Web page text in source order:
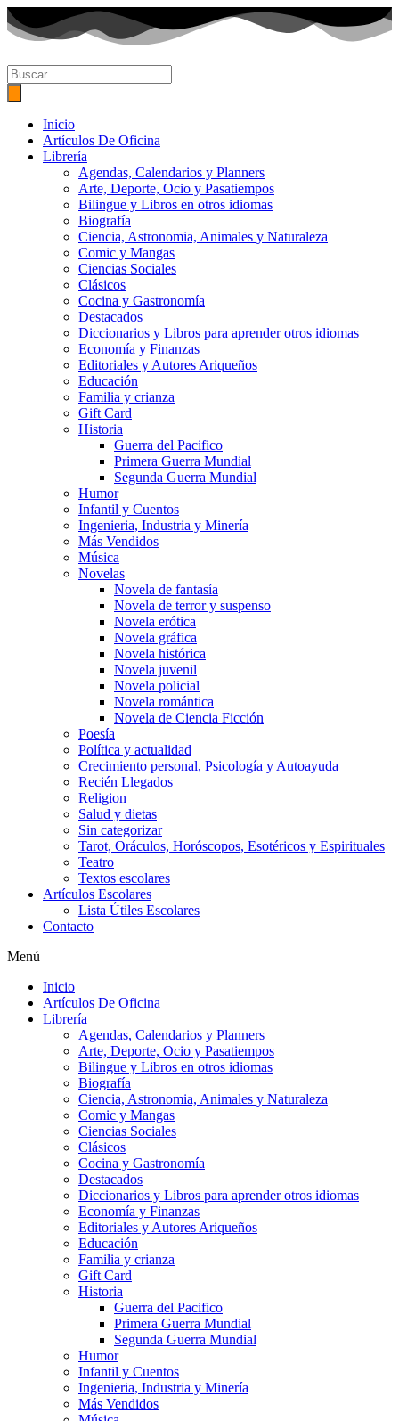
Ir
al
contenido
Búsqueda
de
productos
Inicio
Artículos De Oficina
Librería
Agendas, Calendarios y Planners
Arte, Deporte, Ocio y Pasatiempos
Bilingue y Libros en otros idiomas
Biografía
Ciencia, Astronomia, Animales y Naturaleza
Comic y Mangas
Ciencias Sociales
Clásicos
Cocina y Gastronomía
Destacados
Diccionarios y Libros para aprender otros idiomas
Economía y Finanzas
Editoriales y Autores Ariqueños
Educación
Familia y crianza
Gift Card
Historia
Guerra del Pacifico
Primera Guerra Mundial
Segunda Guerra Mundial
Humor
Infantil y Cuentos
Ingenieria, Industria y Minería
Más Vendidos
Música
Novelas
Novela de fantasía
Novela de terror y suspenso
Novela erótica
Novela gráfica
Novela histórica
Novela juvenil
Novela policial
Novela romántica
Novela de Ciencia Ficción
Poesía
Política y actualidad
Crecimiento personal, Psicología y Autoayuda
Recién Llegados
Religion
Salud y dietas
Sin categorizar
Tarot, Oráculos, Horóscopos, Esotéricos y Espirituales
Teatro
Textos escolares
Artículos Escolares
Lista Útiles Escolares
Contacto
Menú
Inicio
Artículos De Oficina
Librería
Agendas, Calendarios y Planners
Arte, Deporte, Ocio y Pasatiempos
Bilingue y Libros en otros idiomas
Biografía
Ciencia, Astronomia, Animales y Naturaleza
Comic y Mangas
Ciencias Sociales
Clásicos
Cocina y Gastronomía
Destacados
Diccionarios y Libros para aprender otros idiomas
Economía y Finanzas
Editoriales y Autores Ariqueños
Educación
Familia y crianza
Gift Card
Historia
Guerra del Pacifico
Primera Guerra Mundial
Segunda Guerra Mundial
Humor
Infantil y Cuentos
Ingenieria, Industria y Minería
Más Vendidos